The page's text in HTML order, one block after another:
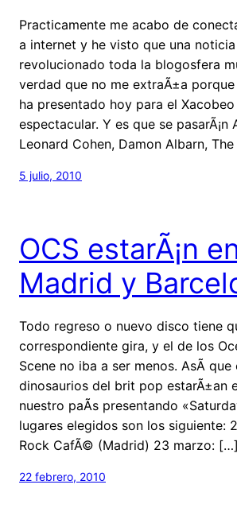
Practicamente me acabo de
a internet y he visto que una noticia
revolucionado toda la blogosfera
verdad que no me extraÃ±a
ha presentado hoy para el
espectacular. Y es que se pasarÃ¡n
Leonard Cohen, Damon Albarn,
5 julio, 2010
OCS estarÃ¡n
Madrid y
Todo regreso o nuevo disco tiene
correspondiente gira, y el de los
Scene no iba a ser menos. AsÃ­
dinosaurios del brit pop estarÃ±an
nuestro paÃ­s presentando
lugares elegidos son los siguiente:
Rock CafÃ© (Madrid) 23 marzo: […]
22 febrero, 2010